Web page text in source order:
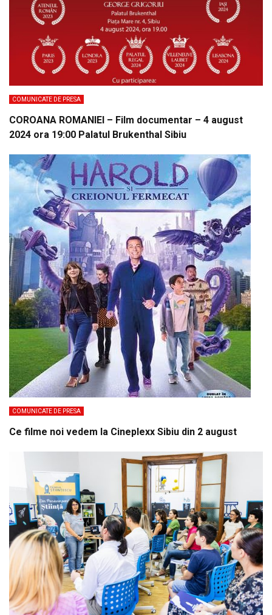
COMUNICATE DE PRESA
COROANA ROMANIEI – Film documentar – 4 august
2024 ora 19:00 Palatul Brukenthal Sibiu
COMUNICATE DE PRESA
Ce filme noi vedem la Cineplexx Sibiu din 2 august